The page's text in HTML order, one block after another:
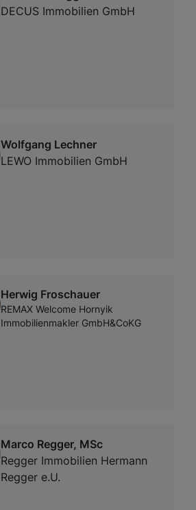
DECUS Immobilien GmbH
Wolfgang Lechner
LEWO Immobilien GmbH
Herwig Froschauer
REMAX Welcome Hornyik
Immobilienmakler GmbH&CoKG
Marco Regger, MSc
Regger Immobilien Hermann
Regger e.U.